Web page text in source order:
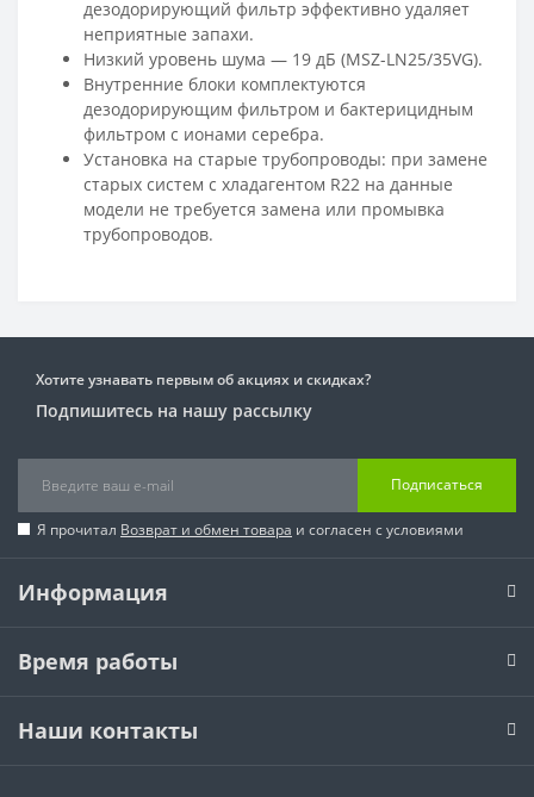
дезодорирующий фильтр эффективно удаляет
неприятные запахи.
Низкий уровень шума — 19 дБ (MSZ-LN25/35VG).
Внутренние блоки комплектуются
дезодорирующим фильтром и бактерицидным
фильтром с ионами серебра.
Установка на старые трубопроводы: при замене
старых систем с хладагентом R22 на данные
модели не требуется замена или промывка
трубопроводов.
Хотите узнавать первым об акциях и скидках?
Подпишитесь на нашу рассылку
Подписаться
Я прочитал Возврат и обмен товара и согласен с условиями
Информация
Время работы
Наши контакты